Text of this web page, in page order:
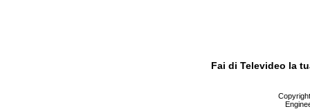
Fai di Televideo la